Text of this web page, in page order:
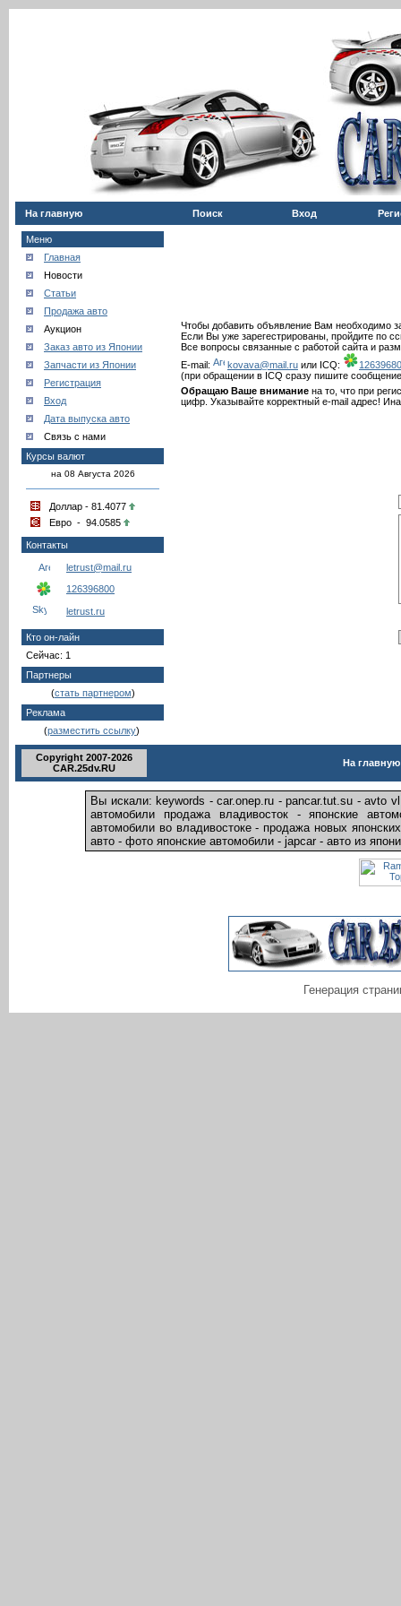
На главную Поиск Вход
Меню
Главная
Новости
Статьи
Продажа авто
Аукцион
Заказ авто из Японии
Запчасти из Японии
Регистрация
Вход
Дата выпуска авто
Связь с нами
Курсы валют
на 08 Августа 2026
Доллар - 81.4077
Евро - 94.0585
Контакты
letrust@mail.ru
126396800
letrust.ru
Кто он-лайн
Сейчас: 1
Партнеры
(стать партнером)
Реклама
(разместить ссылку)
Чтобы добавить объявление Вам необходимо
Если Вы уже зарегестрированы, пройдите по
Все вопросы связанные с работой сайта и
E-mail:
kovava@mail.ru или ICQ:
(при обращении в ICQ сразу пишите
Обращаю Ваше внимание на то, что при
цифр. Указывайте корректный e-mail адрес!
Copyright 2007-2026
CAR.25dv.RU
На главную
Вы искали: keywords - car.onep.ru - pancar.tut.su - avto
автомобили продажа владивосток - японские
автомобили во владивостоке - продажа новых
авто - фото японские автомобили - japcar - авто из
Генерация